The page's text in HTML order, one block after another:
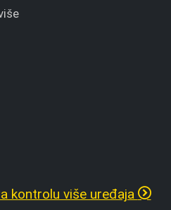
kontrolu više uređaja